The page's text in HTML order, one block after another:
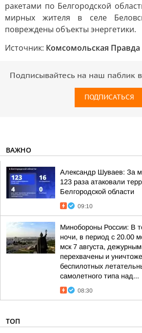
ракетами по Белгородской
мирных жителя в селе
повреждены объекты энергетики.
Источник: Комсомольская Правда
Подписывайтесь на наш паблик
ПОДПИСАТЬСЯ
ВАЖНО
Александр Шуваев: За
123 раза атаковали
Белгородской области
09:10
Минобороны России: В
ночи, в период с 20.00
мск 7 августа,
перехвачены и
беспилотных
самолетного типа над...
08:30
ТОП